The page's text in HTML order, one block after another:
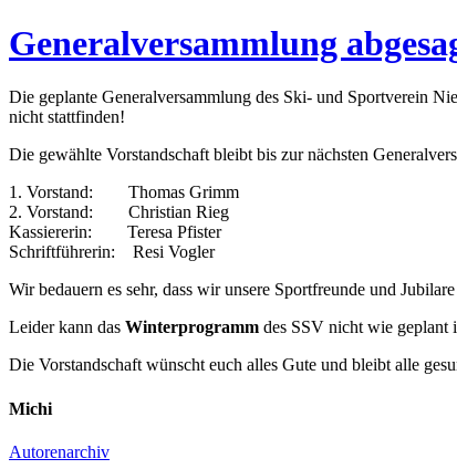
Generalversammlung
Die geplante Generalversammlung des Ski- und Sportverein
nicht stattfinden!
Die gewählte Vorstandschaft bleibt bis zur nächsten
1. Vorstand: Thomas Grimm
2. Vorstand: Christian Rieg
Kassiererin: Teresa Pfister
Schriftführerin: Resi Vogler
Wir bedauern es sehr, dass wir unsere Sportfreunde und
Leider kann das Winterprogramm des SSV nicht wie geplant
Die Vorstandschaft wünscht euch alles Gute und bleibt alle
Michi
Autorenarchiv